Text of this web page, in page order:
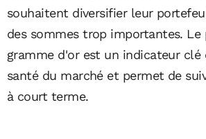
souhaitent diversifier leur
des sommes trop importantes. Le
gramme d'or est un indicateur
santé du marché et permet de
à court terme.